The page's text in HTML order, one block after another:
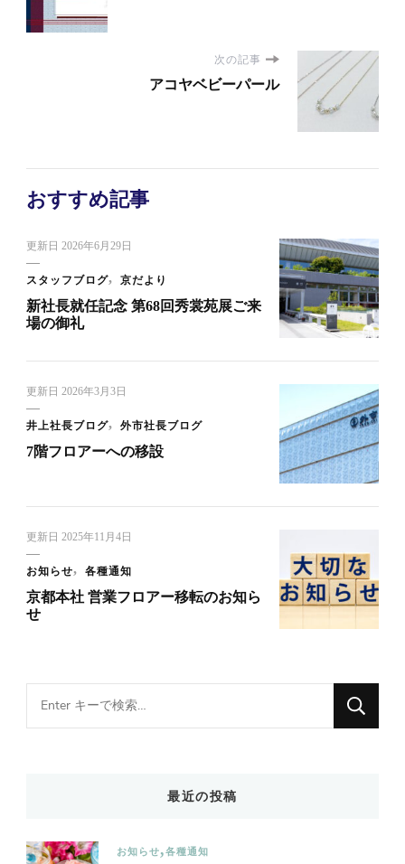
次の記事
アコヤベビーパール
おすすめ記事
更新日 2026年6月29日
スタッフブログ 京だより
新社長就任記念 第68回秀裳苑展ご来
場の御礼
更新日 2026年3月3日
井上社長ブログ 外市社長ブログ
7階フロアーへの移設
更新日 2025年11月4日
お知らせ 各種通知
京都本社 営業フロアー移転のお知ら
せ
for
最近の投稿
お知らせ 各種通知